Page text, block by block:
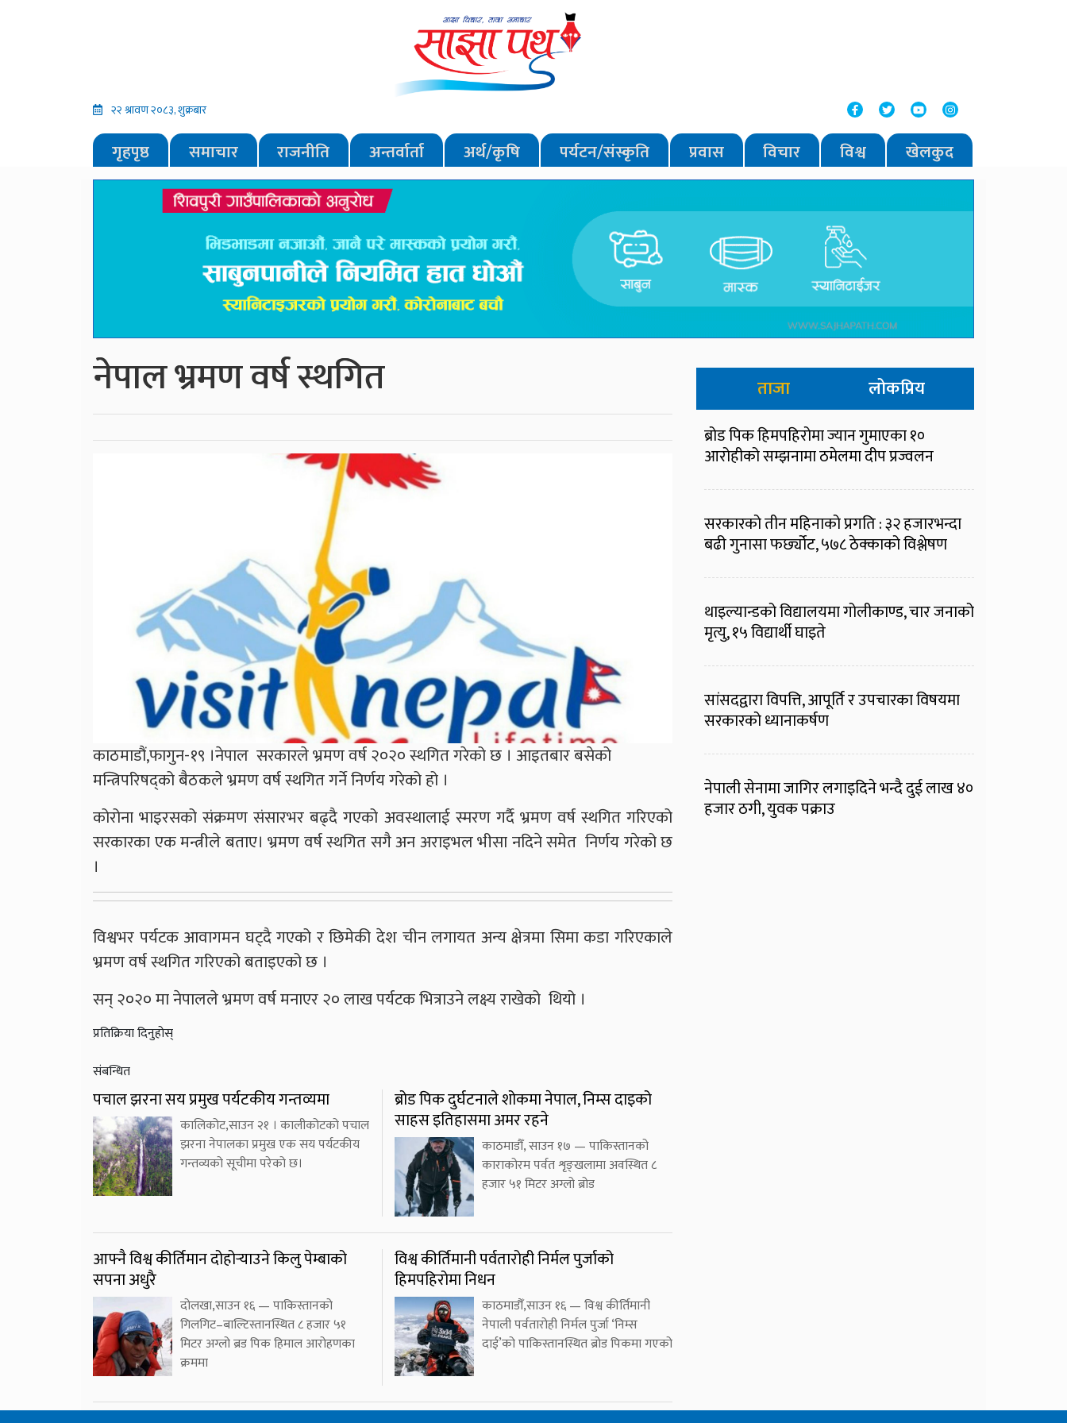
२२ श्रावण २०८३, शुक्रबार
गृहपृष्ठ समाचार राजनीति अन्तर्वार्ता अर्थ/कृषि पर्यटन/संस्कृति प्रवास विचार विश्व खेलकुद
नेपाल भ्रमण वर्ष स्थगित
काठमाडौं,फागुन-१९ ।नेपाल सरकारले भ्रमण वर्ष २०२० स्थगित गरेको छ । आइतबार बसेको
मन्त्रिपरिषद्को बैठकले भ्रमण वर्ष स्थगित गर्ने निर्णय गरेको हो ।
कोरोना भाइरसको संक्रमण संसारभर बढ्दै गएको अवस्थालाई स्मरण गर्दै भ्रमण वर्ष स्थगित गरिएको
सरकारका एक मन्त्रीले बताए। भ्रमण वर्ष स्थगित सगै अन अराइभल भीसा नदिने समेत निर्णय गरेको छ
।
विश्वभर पर्यटक आवागमन घट्दै गएको र छिमेकी देश चीन लगायत अन्य क्षेत्रमा सिमा कडा गरिएकाले
भ्रमण वर्ष स्थगित गरिएको बताइएको छ ।
सन् २०२० मा नेपालले भ्रमण वर्ष मनाएर २० लाख पर्यटक भित्राउने लक्ष्य राखेको थियो ।
प्रतिक्रिया दिनुहोस्
संबन्धित
पचाल झरना सय प्रमुख पर्यटकीय गन्तव्यमा
कालिकोट,साउन २१ । कालीकोटको पचाल
झरना नेपालका प्रमुख एक सय पर्यटकीय
गन्तव्यको सूचीमा परेको छ।
ब्रोड पिक दुर्घटनाले शोकमा नेपाल, निम्स दाइको
साहस इतिहासमा अमर रहने
काठमाडौँ, साउन १७ — पाकिस्तानको
काराकोरम पर्वत शृङ्खलामा अवस्थित ८
हजार ५१ मिटर अग्लो ब्रोड
आफ्नै विश्व कीर्तिमान दोहोर्‍याउने किलु पेम्बाको
सपना अधुरै
दोलखा,साउन १६ — पाकिस्तानको
गिलगिट–बाल्टिस्तानस्थित ८ हजार ५१
मिटर अग्लो ब्रड पिक हिमाल आरोहणका
क्रममा
विश्व कीर्तिमानी पर्वतारोही निर्मल पुर्जाको
हिमपहिरोमा निधन
काठमाडौँ,साउन १६ — विश्व कीर्तिमानी
नेपाली पर्वतारोही निर्मल पुर्जा ‘निम्स
दाई’को पाकिस्तानस्थित ब्रोड पिकमा गएको
ताजा लोकप्रिय
ब्रोड पिक हिमपहिरोमा ज्यान गुमाएका १०
आरोहीको सम्झनामा ठमेलमा दीप प्रज्वलन
सरकारको तीन महिनाको प्रगति : ३२ हजारभन्दा
बढी गुनासा फर्छ्योट, ५७८ ठेक्काको विश्लेषण
थाइल्यान्डको विद्यालयमा गोलीकाण्ड, चार जनाको
मृत्यु, १५ विद्यार्थी घाइते
सांसदद्वारा विपत्ति, आपूर्ति र उपचारका विषयमा
सरकारको ध्यानाकर्षण
नेपाली सेनामा जागिर लगाइदिने भन्दै दुई लाख ४०
हजार ठगी, युवक पक्राउ